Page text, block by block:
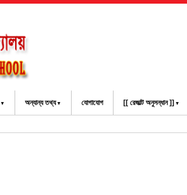
অন্যান্য তথ্য যোগাযোগ [[ রেজাল্ট অনুসন্ধান ]]